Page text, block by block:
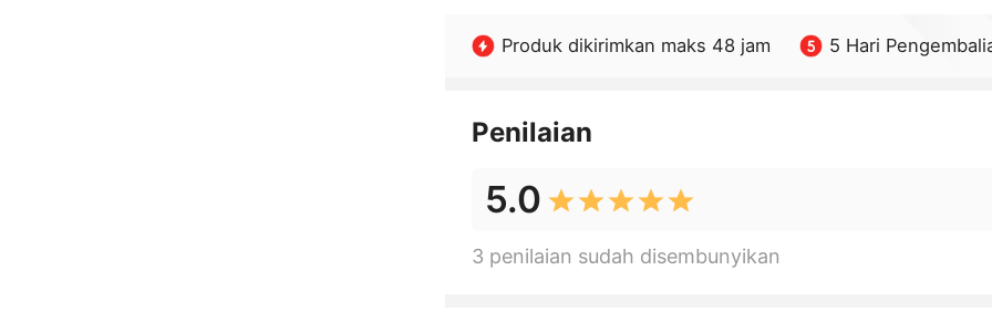
Produk dikirimkan maks 48 jam 5 Hari
Penilaian
5.0
3 penilaian sudah disembunyikan